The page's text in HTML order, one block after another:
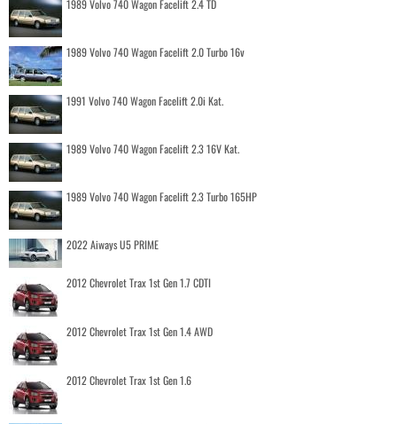
1989 Volvo 740 Wagon Facelift 2.4 TD
1989 Volvo 740 Wagon Facelift 2.0 Turbo 16v
1991 Volvo 740 Wagon Facelift 2.0i Kat.
1989 Volvo 740 Wagon Facelift 2.3 16V Kat.
1989 Volvo 740 Wagon Facelift 2.3 Turbo 165HP
2022 Aiways U5 PRIME
2012 Chevrolet Trax 1st Gen 1.7 CDTI
2012 Chevrolet Trax 1st Gen 1.4 AWD
2012 Chevrolet Trax 1st Gen 1.6